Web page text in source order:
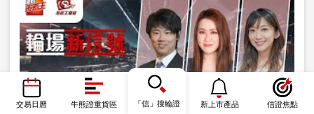
捕捉國企概念 獨家條款國企指數ETF認股證登場！輪
交易日曆 牛熊證重貨區 「信」搜輪證 新上市產品 信證焦點